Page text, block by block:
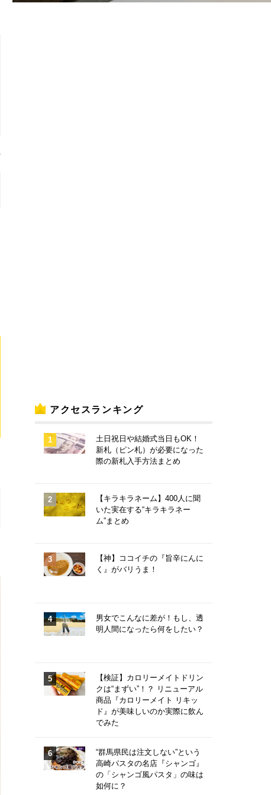
アクセスランキング
土日祝日や結婚式当日もOK！
新札（ピン札）が必要になった
際の新札入手方法まとめ
【キラキラネーム】400人に聞
いた実在する“キラキラネー
ム”まとめ
【神】ココイチの『旨辛にんに
く』がバリうま！
男女でこんなに差が！もし、透
明人間になったら何をしたい？
【検証】カロリーメイトドリン
クは“まずい”！？ リニューアル
商品『カロリーメイト リキッ
ド』が美味しいのか実際に飲ん
でみた
“群馬県民は注文しない”という
高崎パスタの名店『シャンゴ』
の「シャンゴ風パスタ」の味は
如何に？